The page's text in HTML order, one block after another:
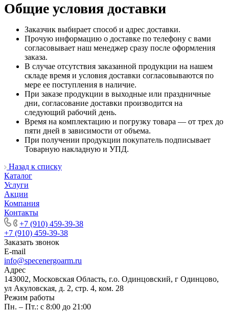
Общие условия доставки
Заказчик выбирает способ и адрес доставки.
Прочую информацию о доставке по телефону с вами
согласовывает наш менеджер сразу после оформления
заказа.
В случае отсутствия заказанной продукции на нашем
складе время и условия доставки согласовываются по
мере ее поступления в наличие.
При заказе продукции в выходные или праздничные
дни, согласование доставки производится на
следующий рабочий день.
Время на комплектацию и погрузку товара — от трех до
пяти дней в зависимости от объема.
При получении продукции покупатель подписывает
Товарную накладную и УПД.
Назад к списку
Каталог
Услуги
Акции
Компания
Контакты
+7 (910) 459-39-38
+7 (910) 459-39-38
Заказать звонок
E-mail
info@specenergoarm.ru
Адрес
143002, Московская Область, г.о. Одинцовский, г Одинцово,
ул Акуловская, д. 2, стр. 4, ком. 28
Режим работы
Пн. – Пт.: с 8:00 до 21:00